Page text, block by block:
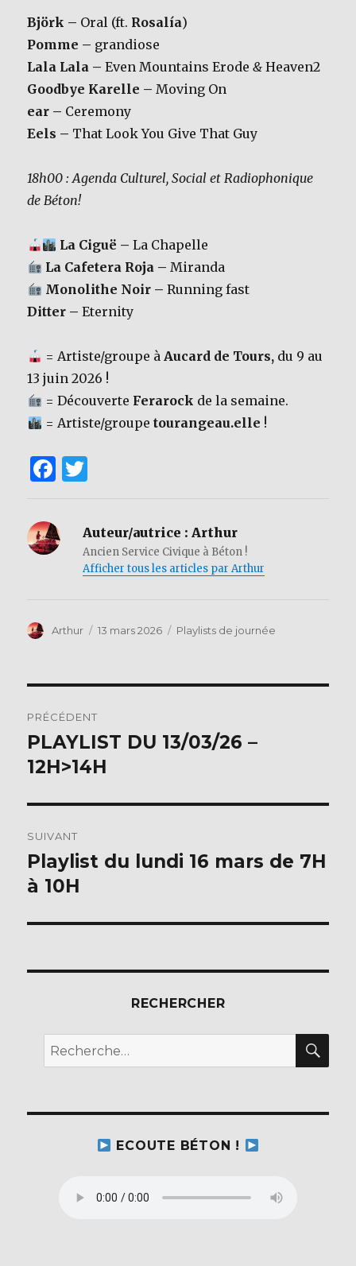
Björk – Oral (ft. Rosalía)
Pomme – grandiose
Lala Lala –Even Mountains Erode& Heaven2
Goodbye Karelle –Moving On
ear – Ceremony
Eels – That Look You Give That Guy
18h00 : Agenda Culturel, Social et Radiophonique
de Béton!
La Ciguë – La Chapelle
La Cafetera Roja – Miranda
Monolithe Noir – Running fast
Ditter –Eternity
= Artiste/groupe à Aucard de Tours,du 9 au
13 juin 2026 !
= Découverte Ferarock de la semaine.
= Artiste/groupe tourangeau.elle !
F
c
e
o
it
te
r
Auteur/autrice : Arthur
Ancien Service Civique à Béton !
Afficher tous les articles par Arthur
Auteur
Arthur
Publié
13 mars 2026 Catégories
Playlists de journée
de
l’article
PRÉCÉDENT
Publication
précédente :
PLAYLIST DU 13/03/26 –
12H>14H
SUIVANT
Publication
suivante :
Playlist du lundi 16 mars de 7H
à 10H
RECHERCHER
Recherche
pour :
ECOUTE BÉTON !